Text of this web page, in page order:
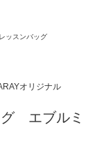
ッスンバッグ
オリジナル
グ エブルミ